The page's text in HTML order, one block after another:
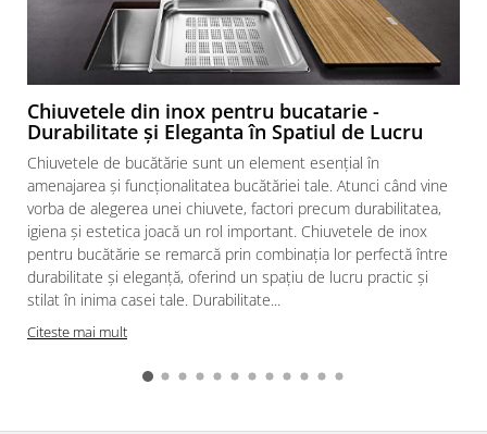
Chiuvetele din inox pentru bucatarie -
Durabilitate și Eleganta în Spatiul de Lucru
Chiuvetele de bucătărie sunt un element esențial în
amenajarea și funcționalitatea bucătăriei tale. Atunci când vine
vorba de alegerea unei chiuvete, factori precum durabilitatea,
igiena și estetica joacă un rol important. Chiuvetele de inox
pentru bucătărie se remarcă prin combinația lor perfectă între
durabilitate și eleganță, oferind un spațiu de lucru practic și
stilat în inima casei tale. Durabilitate...
Citeste mai mult